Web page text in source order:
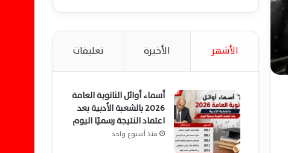
الأشهر الأخيرة تعليقات
أسماء أوائل الثانوية العامة
2026 بالشعبة الأدبية بعد
اعتماد النتيجة رسميًا اليوم
منذ أسبوع واحد